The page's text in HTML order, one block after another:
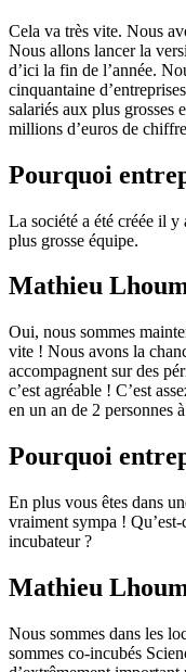
Cela va très vite. Nous
Nous allons lancer la
d’ici la fin de l’année.
cinquantaine
salariés aux plus grosses
millions d’euros de
Pourquoi
La société a été créée il
plus grosse équipe.
Mathieu
Oui, nous sommes
vite ! Nous avons la
accompagnent sur des
c’est agréable ! C’est
en un an de 2 personnes
Pourquoi
En plus vous êtes dans
vraiment sympa ! Qu’est-
incubateur ?
Mathieu
Nous sommes dans les
sommes co-incubés